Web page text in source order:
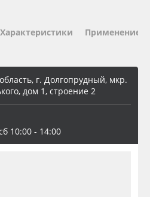
Характеристики Применение
г. Долгопрудный, мкр.
дом 1, строение 2
10:00 - 14:00